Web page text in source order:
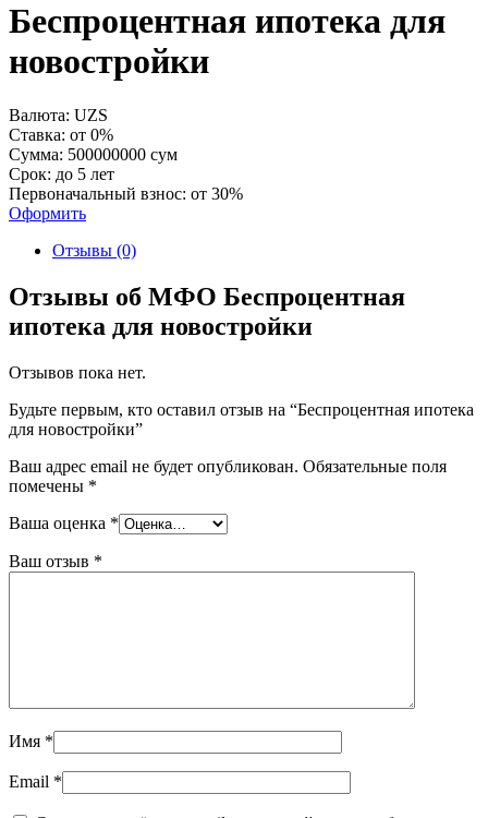
Беспроцентная ипотека для
новостройки
Валюта: UZS
Ставка: от 0%
Сумма: 500000000 сум
Срок: до 5 лет
Первоначальный взнос: от 30%
Оформить
Отзывы (0)
Отзывы об МФО Беспроцентная
ипотека для новостройки
Отзывов пока нет.
Будьте первым, кто оставил отзыв на “Беспроцентная ипотека
для новостройки”
Ваш адрес email не будет опубликован. Обязательные поля
помечены *
Ваша оценка *
Ваш отзыв *
Имя *
Email *